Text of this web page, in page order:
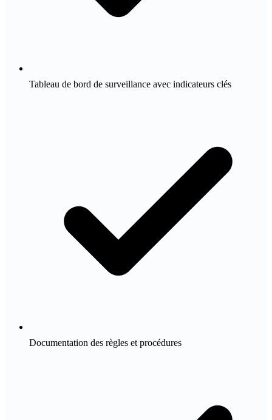
Tableau de bord de surveillance avec indicateurs clés
Documentation des règles et procédures